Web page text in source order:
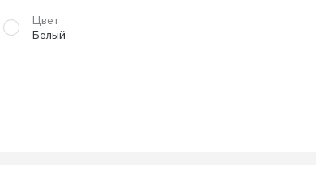
Цвет
Белый